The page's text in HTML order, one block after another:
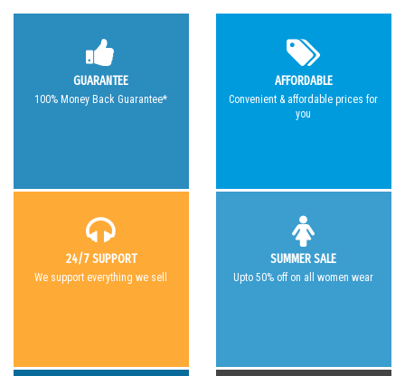
GUARANTEE
100% Money Back Guarantee*
AFFORDABLE
Convenient & affordable prices for
you
24/7 SUPPORT
We support everything we sell
SUMMER SALE
Upto 50% off on all women wear